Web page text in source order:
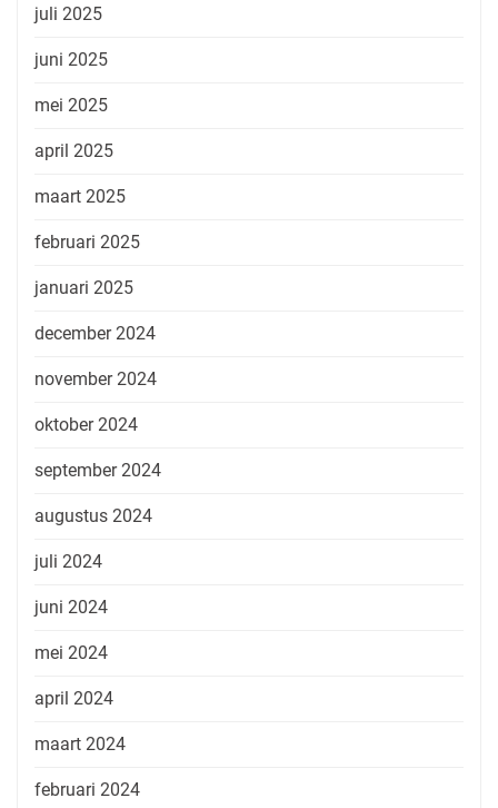
juli 2025
juni 2025
mei 2025
april 2025
maart 2025
februari 2025
januari 2025
december 2024
november 2024
oktober 2024
september 2024
augustus 2024
juli 2024
juni 2024
mei 2024
april 2024
maart 2024
februari 2024